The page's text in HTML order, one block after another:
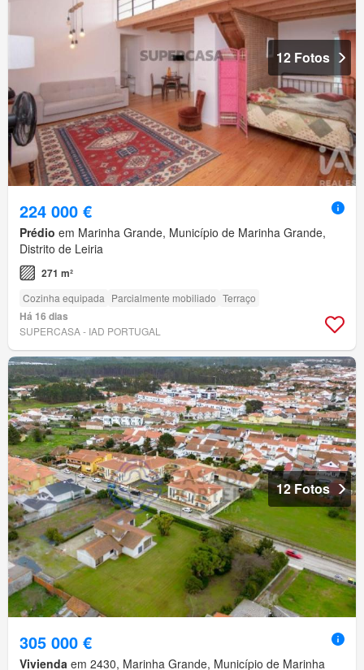
12 Fotos
224 000 €
Prédio em Marinha Grande, Município de Marinha Grande,
Distrito de Leiria
271 m²
Cozinha equipada Parcialmente mobiliado Terraço
Há 16 dias
SUPERCASA - IAD PORTUGAL
12 Fotos
305 000 €
Vivienda em 2430, Marinha Grande, Município de Marinha